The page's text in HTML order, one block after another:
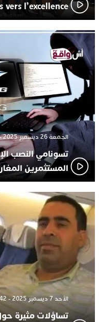
l’excellence
الجمعة 26 ديسمبر 2025 - 13:04
المستثمرين
الأحد 7 ديسمبر 2025 - 21:42
تساؤلات مثيرة